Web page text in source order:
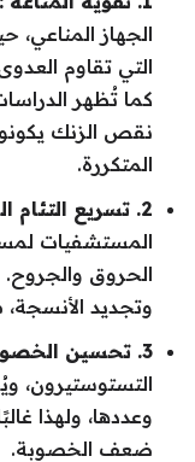
الجهاز المناعي،
التي تقاوم
كما تُظهر
نقص الزنك
المتكررة.
2. تسريع التئام الجروح :
المستشفيات
الحروق والجروح.
وتجديد
3. تحسين الخصوبة لدى الرجال :
التستوستيرون،
وعددها، ولهذا
ضعف الخصوبة.